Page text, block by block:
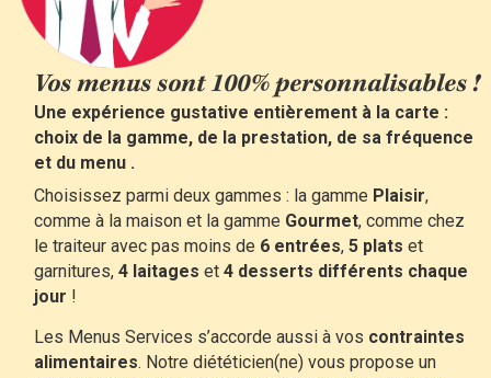
Vos menus sont 100% personnalisables !
Une expérience gustative entièrement à la carte :
choix de la gamme, de la prestation, de sa fréquence
et du menu .
Choisissez parmi deux gammes : la gamme Plaisir,
comme à la maison et la gamme Gourmet, comme chez
le traiteur avec pas moins de 6 entrées, 5 plats et
garnitures, 4 laitages et 4 desserts différents chaque
jour !
Les Menus Services s’accorde aussi à vos contraintes
alimentaires. Notre diététicien(ne) vous propose un